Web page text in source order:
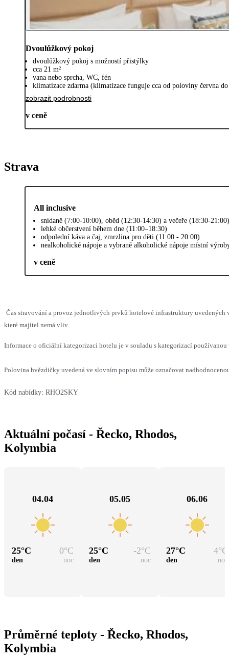
Dvoulůžkový pokoj
dvoulůžkový pokoj s možností přistýlky
cca 21 m²
vana nebo sprcha, WC, fén
klimatizace zdarma (klimatizace funguje cca od poloviny června
zobrazit podrobnosti
v ceně
Strava
All inclusive
snídaně (7:00-10:00), oběd (12:30-14:30) a večeře (18:30-
lehké občerstvení během dne (11:00–18:30)
odpolední káva a čaj, zmrzlina pro děti (11:00 - 20:00)
nealkoholické nápoje a vybrané alkoholické nápoje místní
v ceně
Čas stravování a provoz jednotlivých prvků hotelové infrastruktury uvedených
které majitel nemá vliv.
Informace o oficiální kategorizaci hotelu je v souladu s kategorizací
Polovina hvězdičky uvedená ve slovním popisu může označovat
Kód nabídky: RHO2SKY
Aktuální počasí - Řecko, Rhodos,
Kolymbia
04.04
25°C 0°C
den noc
05.05
25°C -2°C
den noc
06.06
27°C 4°C
den noc
Průměrné teploty - Řecko, Rhodos,
Kolymbia